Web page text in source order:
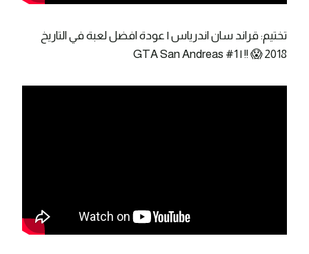
تختيم: قراند سان اندرياس | عودة افضل لعبة في التاريخ
2018 😱 !! | GTA San Andreas #1